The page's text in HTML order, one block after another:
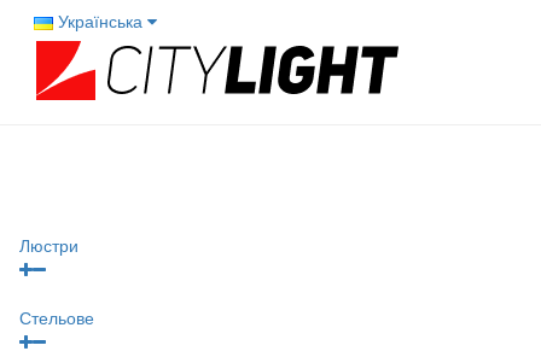
Українська
Люстри
Стельове